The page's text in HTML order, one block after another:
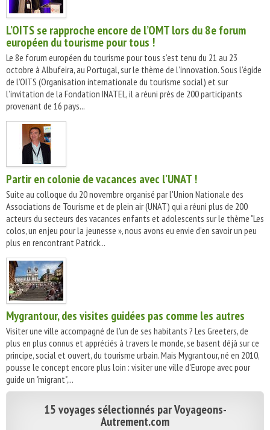
L’OITS se rapproche encore de l’OMT lors du 8e forum
européen du tourisme pour tous !
Le 8e forum européen du tourisme pour tous s’est tenu du 21 au 23
octobre à Albufeira, au Portugal, sur le thème de l’innovation. Sous l’égide
de l’OITS (Organisation internationale du tourisme social) et sur
l’invitation de la Fondation INATEL, il a réuni près de 200 participants
provenant de 16 pays...
Partir en colonie de vacances avec l’UNAT !
Suite au colloque du 20 novembre organisé par l'Union Nationale des
Associations de Tourisme et de plein air (UNAT) qui a réuni plus de 200
acteurs du secteurs des vacances enfants et adolescents sur le thème "Les
colos, un enjeu pour la jeunesse », nous avons eu envie d’en savoir un peu
plus en rencontrant Patrick...
Mygrantour, des visites guidées pas comme les autres
Visiter une ville accompagné de l'un de ses habitants ? Les Greeters, de
plus en plus connus et appréciés à travers le monde, se basent déjà sur ce
principe, social et ouvert, du tourisme urbain. Mais Mygrantour, né en 2010,
pousse le concept encore plus loin : visiter une ville d'Europe avec pour
guide un "migrant",...
15 voyages sélectionnés par Voyageons-
Autrement.com